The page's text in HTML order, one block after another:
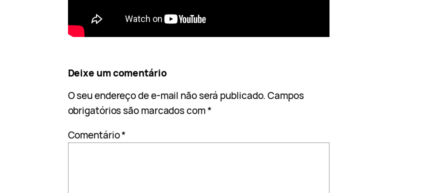
Deixe um comentário
O seu endereço de e-mail não será publicado. Campos
obrigatórios são marcados com*
Comentário*